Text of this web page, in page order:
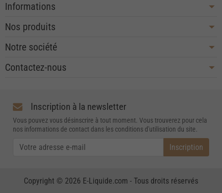
Informations
Nos produits
Notre société
Contactez-nous
Inscription à la newsletter
Vous pouvez vous désinscrire à tout moment. Vous trouverez pour cela
nos informations de contact dans les conditions d'utilisation du site.
Copyright © 2026 E-Liquide.com - Tous droits réservés